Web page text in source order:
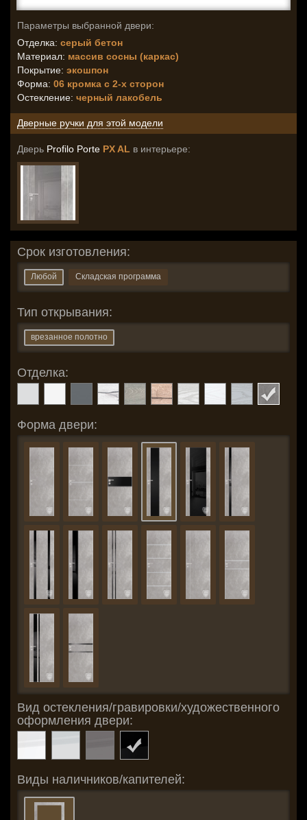
Параметры выбранной двери:
Отделка: серый бетон
Материал: массив сосны (каркас)
Покрытие: экошпон
Форма: 06 кромка с 2-х сторон
Остекление: черный лакобель
Дверные ручки для этой модели
Дверь Profilo Porte PX AL в интерьере:
Срок изготовления:
Любой Складская программа
Тип открывания:
врезанное полотно
Отделка:
Форма двери:
Вид остекления/гравировки/художественного
оформления двери:
Виды наличников/капителей: